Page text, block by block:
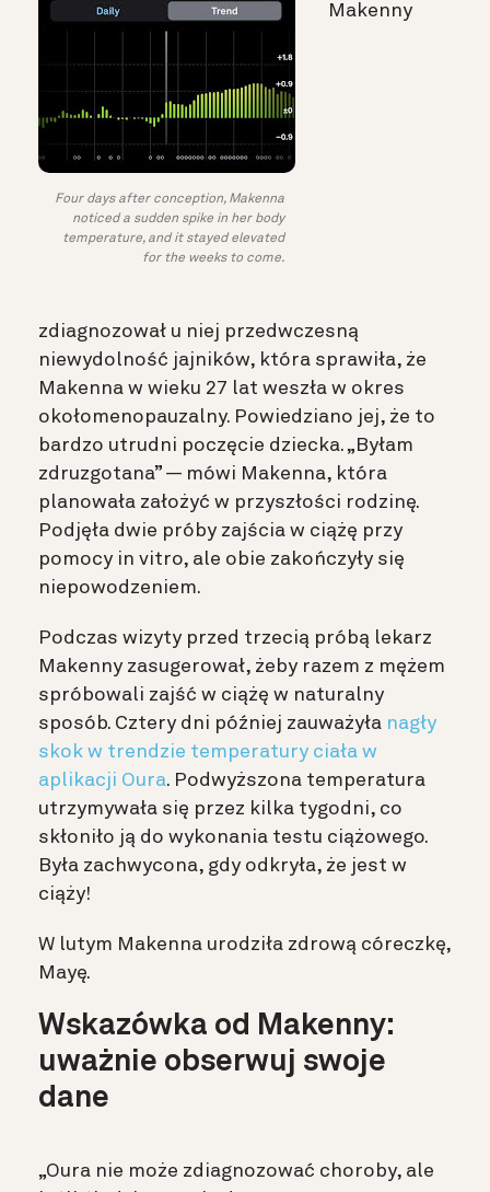
Four days after conception, Makenna
noticed a sudden spike in her body
temperature, and it stayed elevated
for the weeks to come.
Makenny
zdiagnozował u niej przedwczesną
niewydolność jajników, która sprawiła, że
Makenna w wieku 27 lat weszła w okres
okołomenopauzalny. Powiedziano jej, że to
bardzo utrudni poczęcie dziecka. „Byłam
zdruzgotana” — mówi Makenna, która
planowała założyć w przyszłości rodzinę.
Podjęła dwie próby zajścia w ciążę przy
pomocy in vitro, ale obie zakończyły się
niepowodzeniem.
Podczas wizyty przed trzecią próbą lekarz
Makenny zasugerował, żeby razem z mężem
spróbowali zajść w ciążę w naturalny
sposób. Cztery dni później zauważyła nagły
skok w trendzie temperatury ciała w
aplikacji Oura. Podwyższona temperatura
utrzymywała się przez kilka tygodni, co
skłoniło ją do wykonania testu ciążowego.
Była zachwycona, gdy odkryła, że jest w
ciąży!
W lutym Makenna urodziła zdrową córeczkę,
Mayę.
Wskazówka od Makenny:
uważnie obserwuj swoje
dane
„Oura nie może zdiagnozować choroby, ale